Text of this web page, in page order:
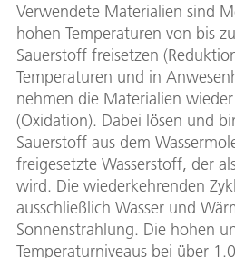
Verwendete Materialien sind
hohen Temperaturen von bis
Sauerstoff freisetzen
Temperaturen und in
nehmen die Materialien
(Oxidation). Dabei lösen und
Sauerstoff aus dem
freigesetzte Wasserstoff, der
wird. Die wiederkehrenden
ausschließlich Wasser und
Sonnenstrahlung. Die hohen
Temperaturniveaus bei über